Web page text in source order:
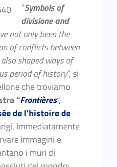
“Symbols of
divisione and
not only been the
of conflicts between
shaped ways of
period of history“, si
che troviamo
“Frontières“,
de l’histoire de
Immediatamente
immagini e
i muri di